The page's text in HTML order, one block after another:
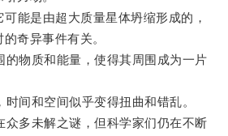
是由超大质量星体坍缩形成的，
奇异事件有关。
物质和能量，使得其周围成为一片
和空间似乎变得扭曲和错乱。
多未解之谜，但科学家们仍在不断